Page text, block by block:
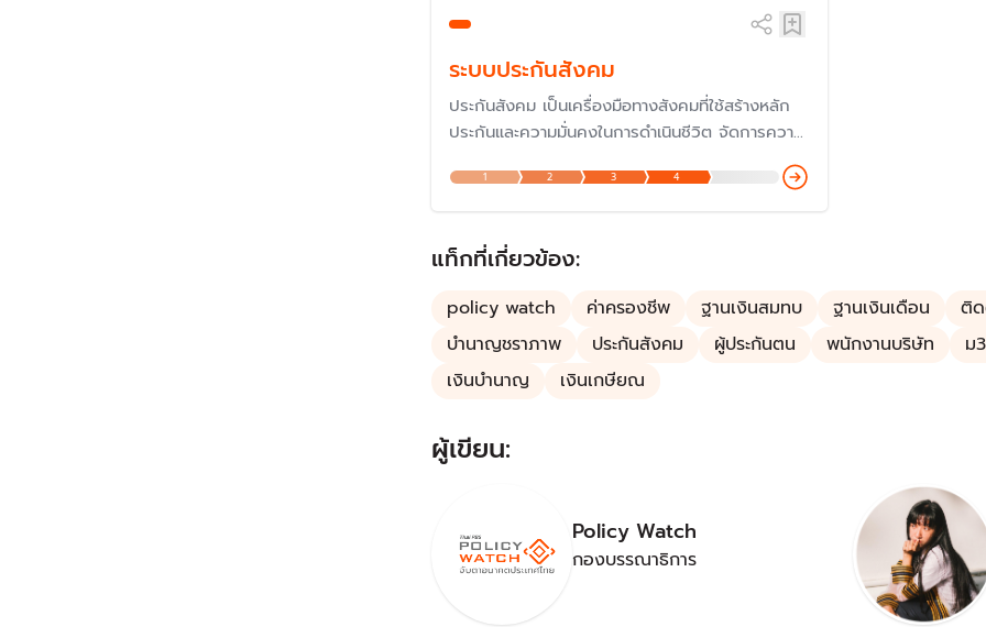
ระบบประกันสังคม
ประกันสังคม เป็นเครื่องมือทางสังคมที่ใช้สร้างหลัก
ประกันและความมั่นคงในการดำเนินชีวิต จัดการความ
เป็นอยู่ เช่น เจ็บป่วย อุบัติเหตุ เสียชีวิต ซึ่งเป็นเรื่อง
สำคัญที่รัฐบาลประเทศต่าง ๆ ใช้เพื่อให้หลักประกัน
1 2 3 4
แท็กที่เกี่ยวข้อง:
policy watch ค่าครองชีพ ฐานเงินสมทบ ฐานเงินเดือน ติด
บำนาญชราภาพ
ประกันสังคม ผู้ประกันตน พนักงานบริษัท ม
เงินบำนาญ
เงินเกษียณ
ผู้เขียน:
Policy Watch
กองบรรณาธิการ